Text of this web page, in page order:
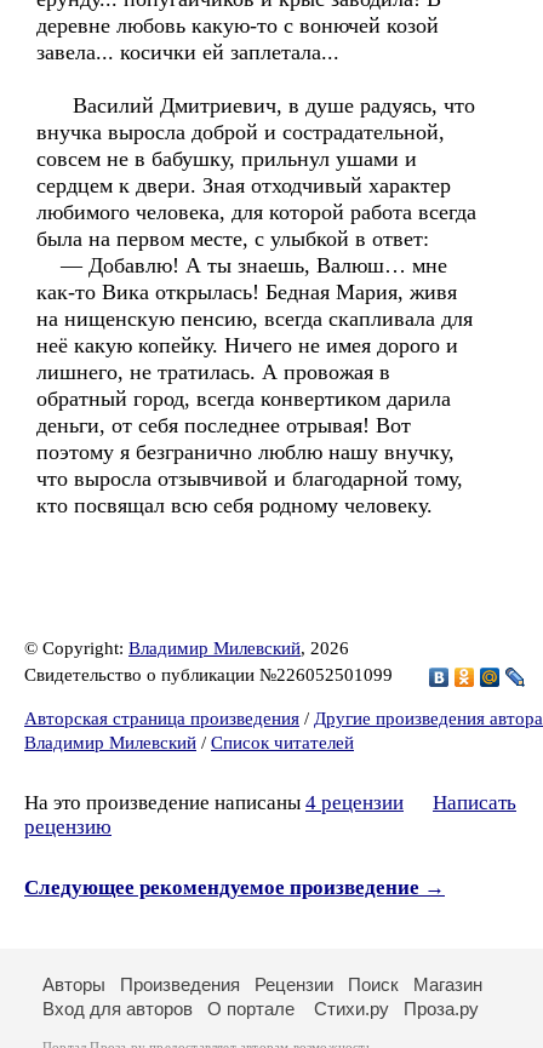
деревне любовь какую-то с вонючей козой
завела... косички ей заплетала...
Василий Дмитриевич, в душе радуясь, что
внучка выросла доброй и сострадательной,
совсем не в бабушку, прильнул ушами и
сердцем к двери. Зная отходчивый характер
любимого человека, для которой работа всегда
была на первом месте, с улыбкой в ответ:
— Добавлю! А ты знаешь, Валюш… мне
как-то Вика открылась! Бедная Мария, живя
на нищенскую пенсию, всегда скапливала для
неё какую копейку. Ничего не имея дорого и
лишнего, не тратилась. А провожая в
обратный город, всегда конвертиком дарила
деньги, от себя последнее отрывая! Вот
поэтому я безгранично люблю нашу внучку,
что выросла отзывчивой и благодарной тому,
кто посвящал всю себя родному человеку.
© Copyright: Владимир Милевский, 2026
Свидетельство о публикации №226052501099
Авторская страница произведения / Другие произведения автора
Владимир Милевский / Список читателей
На это произведение написаны 4 рецензии
Написать
рецензию
Следующее рекомендуемое произведение →
Авторы Произведения Рецензии Поиск
Магазин
Вход для авторов
О портале Стихи.ру Проза.ру